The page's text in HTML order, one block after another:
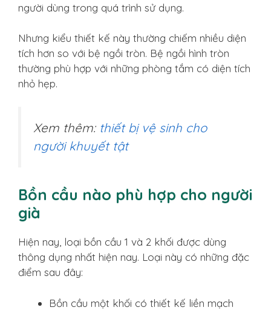
người dùng trong quá trình sử dụng.
Nhưng kiểu thiết kế này thường chiếm nhiều diện
tích hơn so với bệ ngồi tròn. Bệ ngồi hình tròn
thường phù hợp với những phòng tắm có diện tích
nhỏ hẹp.
Xem thêm: thiết bị vệ sinh cho
người khuyết tật
Bồn cầu nào phù hợp cho người
già
Hiện nay, loại bồn cầu 1 và 2 khối được dùng
thông dụng nhất hiện nay. Loại này có những đặc
điểm sau đây:
Bồn cầu một khối có thiết kế liền mạch